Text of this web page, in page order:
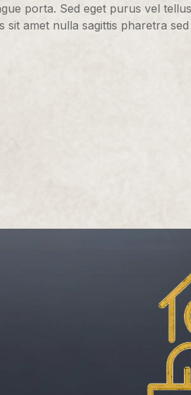
porta. Sed eget purus vel
sit amet nulla sagittis pharetra